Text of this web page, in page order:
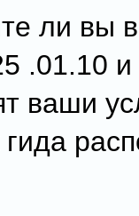
ли вы
.01.10
ваши